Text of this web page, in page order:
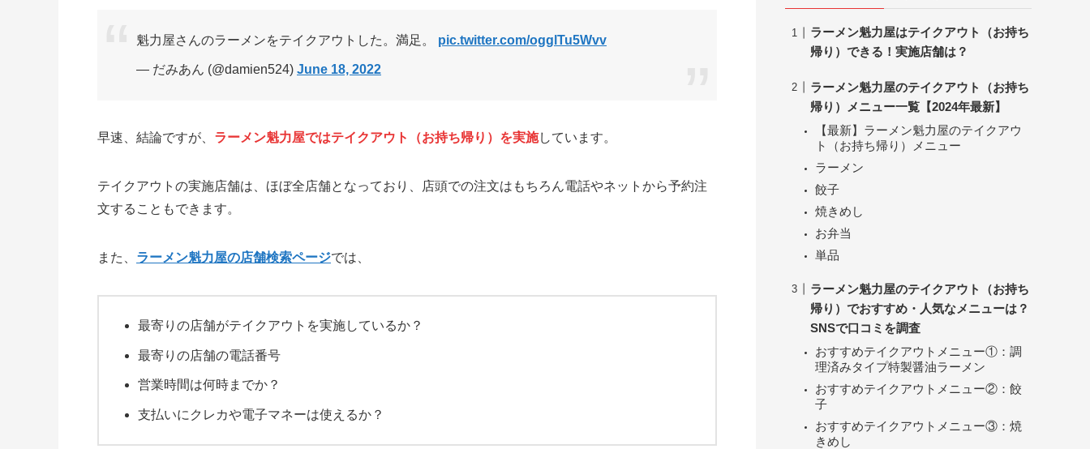
魁力屋さんのラーメンをテイクアウトした。満足。 pic.twitter.com/ogglTu5Wvv
— だみあん (@damien524) June 18, 2022
早速、結論ですが、 ラーメン魁力屋ではテイクアウト（お持ち帰り）を実施しています。
テイクアウトの実施店舗は、ほぼ全店舗となっており、店頭での注文はもちろん電話やネットから予約注
文することもできます。
また、 ラーメン魁力屋の店舗検索ページでは、
最寄りの店舗がテイクアウトを実施しているか？
最寄りの店舗の電話番号
営業時間は何時までか？
支払いにクレカや電子マネーは使えるか？
ラーメン魁力屋はテイクアウト（お持ち
帰り）できる！実施店舗は？
ラーメン魁力屋のテイクアウト（お持ち
帰り）メニュー一覧【2024年最新】
【最新】ラーメン魁力屋のテイクアウ
ト（お持ち帰り）メニュー
ラーメン
餃子
焼きめし
お弁当
単品
ラーメン魁力屋のテイクアウト（お持ち
帰り）でおすすめ・人気なメニューは？
SNSで口コミを調査
おすすめテイクアウトメニュー①：調
理済みタイプ特製醤油ラーメン
おすすめテイクアウトメニュー②：餃
子
おすすめテイクアウトメニュー③：焼
きめし